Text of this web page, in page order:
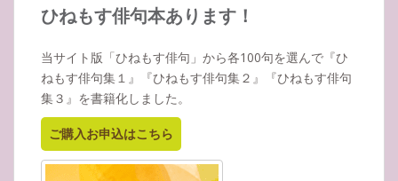
イ
ひねもす俳句本あります！
当サイト版「ひねもす俳句」から各100句を選んで『ひ
ねもす俳句集１』『ひねもす俳句集２』『ひねもす俳句
集３』を書籍化しました。
ご購入お申込はこちら